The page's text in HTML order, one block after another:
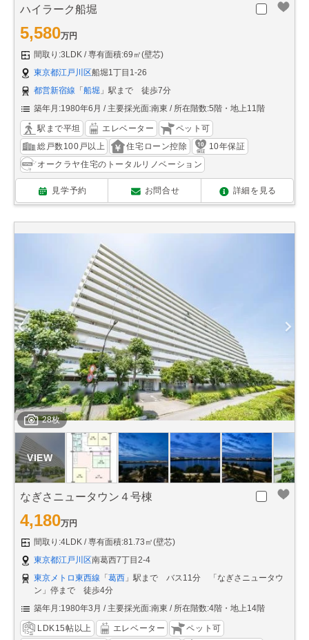
ハイラーク船堀
5,580万円
間取り:3LDK
専有面積:69㎡(壁芯)
東京都江戸川区船堀1丁目1-26
都営新宿線 「船堀 」駅まで 徒歩7分
築年月:1980年6月
主要採光面:南東 所在階数:5階・地上11階
駅まで平坦 エレベーター
ペット可
総戸数100戸以上
住宅ローン控除
10年保証
オークラヤ住宅のトータルリノベーション
見学予約 お問合せ 詳細を見る
28枚
なぎさニュータウン４号棟
4,180万円
間取り:4LDK
専有面積:81.73㎡(壁芯)
東京都江戸川区南葛西7丁目2-4
東京メトロ東西線 「 葛西 」駅まで バス11分 「なぎさニュータウ
ン」停まで 徒歩4分
築年月:1980年3月
主要採光面:南東 所在階数:4階・地上14階
LDK15帖以上 エレベーター ペット可